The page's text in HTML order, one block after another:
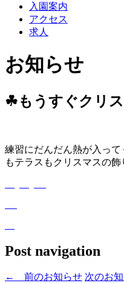
入園案内
アクセス
求人
お知らせ
☘もうすぐクリ
練習にだんだん熱が入っ
もテラスもクリスマスの飾
Post navigation
← 前のお知らせ 次のお